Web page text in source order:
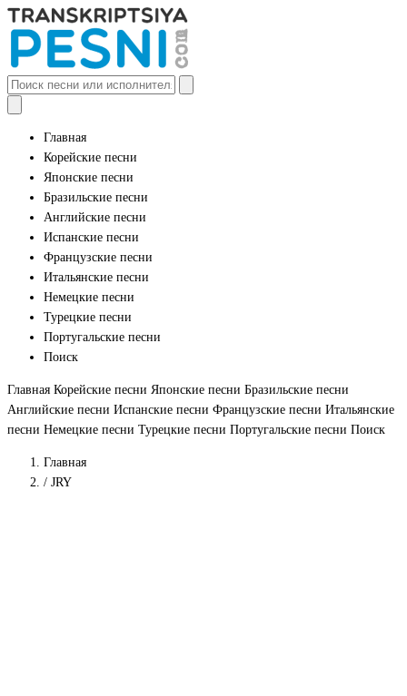
Главная
Корейские песни
Японские песни
Бразильские песни
Английские песни
Испанские песни
Французские песни
Итальянские песни
Немецкие песни
Турецкие песни
Португальские песни
Поиск
Главная Корейские песни Японские песни Бразильские песни
Английские песни Испанские песни Французские песни Итальянские
песни Немецкие песни Турецкие песни Португальские песни Поиск
Главная
/ JRY